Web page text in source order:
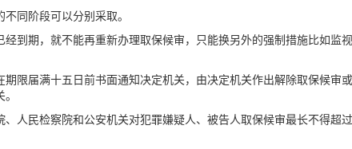
同阶段可以分别采取。
到期，就不能再重新办理取保候审，只能换另外的强制措施比如监
限届满十五日前书面通知决定机关，由决定机关作出解除取保候审
人民检察院和公安机关对犯罪嫌疑人、被告人取保候审最长不得超